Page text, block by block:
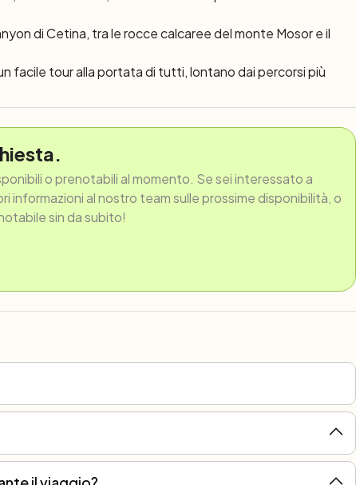
di Cetina, tra le rocce calcaree del monte Mosor e il
facile tour alla portata di tutti, lontano dai percorsi più
o prenotabili al momento. Se sei interessato a
informazioni al nostro team sulle prossime disponibilità, o
sin da subito!